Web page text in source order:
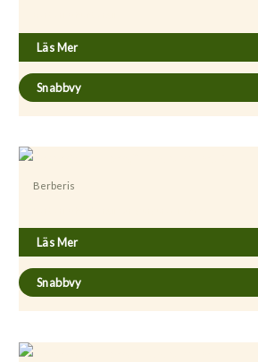
Läs Mer
Snabbvy
Berberis
Läs Mer
Snabbvy